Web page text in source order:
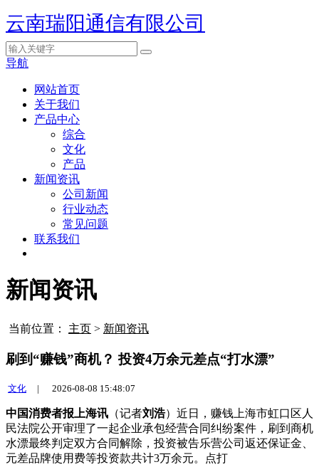
云南瑞阳通信有限公司
导航
网站首页
关于我们
产品中心
综合
文化
产品
新闻资讯
公司新闻
行业动态
常见问题
联系我们
新闻资讯
当前位置： 主页 > 新闻资讯
刷到“赚钱”商机？ 投资4万余元差点“打水漂”
文化 | 2026-08-08 15:48:07
中国消费者报上海讯 （记者刘浩）近日，赚钱上海市虹口区人
民法院公开审理了一起企业承包经营合同纠纷案件，刷到商机
水漂最终判定双方合同解除，投资被告乐营公司返还保证金、
元差品牌使用费等投资款共计3万余元。点打